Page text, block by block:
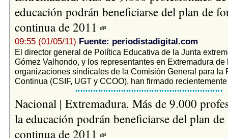
educación podrán beneficiarse del plan de
continua de 2011
09:55 (01/05/11) Fuente: periodistadigital.com
El director general de Política Educativa de la Junta
Gómez Valhondo, y los representantes en Extremadura de
organizaciones sindicales de la Comisión General para la
Continua (CSIF, UGT y CCOO), han firmado
Nacional | Extremadura. Más de 9.000
la educación podrán beneficiarse del plan
continua de 2011